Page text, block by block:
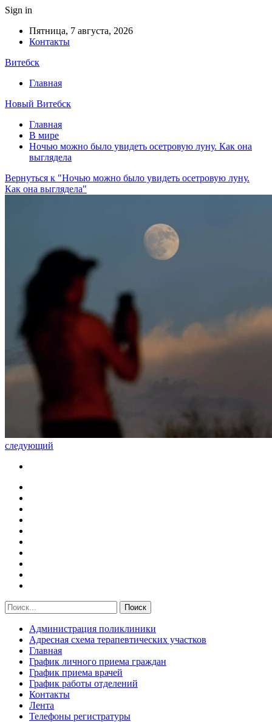
Sign in
Пятница, 7 августа, 2026
Контакты
Витебск
Главная
Новый Витебск
Главная
В мире
Ночью можно было увидеть осетровую луну. Как она
выглядела
Вернуться к "Ночью можно было увидеть осетровую луну.
Как она выглядела"
следующий
Администрация поликлиники
Адресная схема терапевтических участков
Главная
График личного приема граждан
График приема врачей
График работы отделений
Контакты
Лента
Телефоны регистратуры